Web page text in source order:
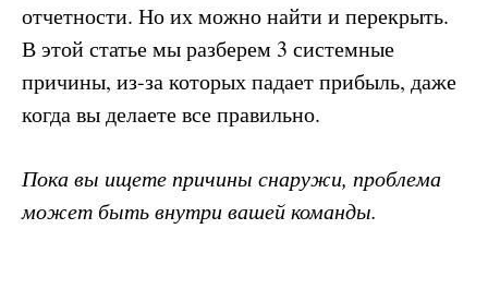
отчетности. Но их можно найти и перекрыть.
В этой статье мы разберем 3 системные
причины, из-за которых падает прибыль, даже
когда вы делаете все правильно.
Пока вы ищете причины снаружи, проблема
может быть внутри вашей команды.